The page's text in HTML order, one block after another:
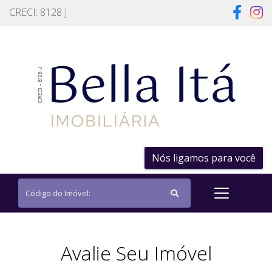
CRECI: 8128 J
Nós ligamos para você
Avalie Seu Imóvel